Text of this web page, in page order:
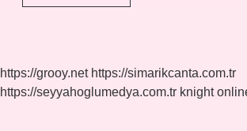
Pika
https://grooy.net https://simarikcanta.com.tr
https://seyyahoglumedya.com.tr knight